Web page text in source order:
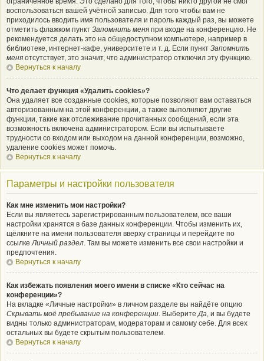
воспользоваться вашей учётной записью. Для того чтобы вам не
приходилось вводить имя пользователя и пароль каждый раз, вы можете
отметить флажком пункт Запомнить меня при входе на конференцию. Не
рекомендуется делать это на общедоступном компьютере, например в
библиотеке, интернет-кафе, университете и т. д. Если пункт Запомнить
меня отсутствует, это значит, что администратор отключил эту функцию.
Вернуться к началу
Что делает функция «Удалить cookies»?
Она удаляет все созданные cookies, которые позволяют вам оставаться
авторизованным на этой конференции, а также выполняют другие
функции, такие как отслеживание прочитанных сообщений, если эта
возможность включена администратором. Если вы испытываете
трудности со входом или выходом на данной конференции, возможно,
удаление cookies может помочь.
Вернуться к началу
Параметры и настройки пользователя
Как мне изменить мои настройки?
Если вы являетесь зарегистрированным пользователем, все ваши
настройки хранятся в базе данных конференции. Чтобы изменить их,
щёлкните на имени пользователя вверху страницы и перейдите по
ссылкеЛичный раздел. Там вы можете изменить все свои настройки и
предпочтения.
Вернуться к началу
Как избежать появления моего имени в списке «Кто сейчас на
конференции»?
На вкладке «Личные настройки» в личном разделе вы найдёте опцию
Скрывать моё пребывание на конференции. ВыберитеДа, и вы будете
видны только администраторам, модераторам и самому себе. Для всех
остальных вы будете скрытым пользователем.
Вернуться к началу